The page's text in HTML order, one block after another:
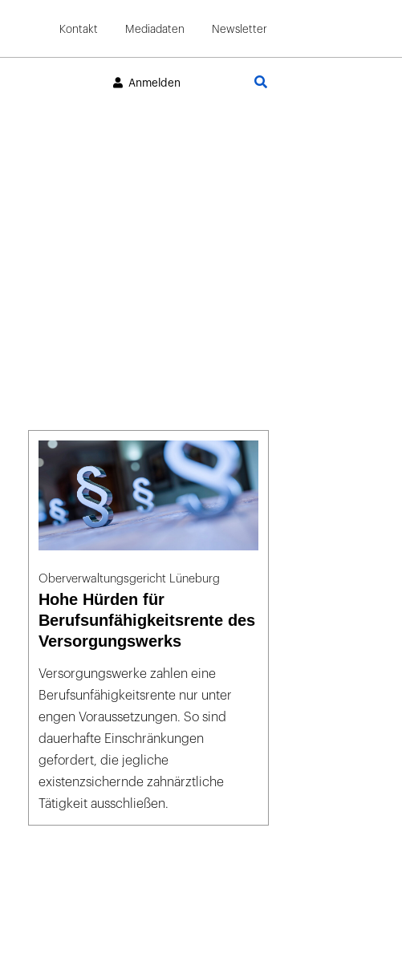
Kontakt Mediadaten Newsletter
Anmelden
Oberverwaltungsgericht Lüneburg
Hohe Hürden für
Berufsunfähigkeitsrente des
Versorgungswerks
Versorgungswerke zahlen eine
Berufsunfähigkeitsrente nur unter
engen Voraussetzungen. So sind
dauerhafte Einschränkungen
gefordert, die jegliche
existenzsichernde zahnärztliche
Tätigkeit ausschließen.